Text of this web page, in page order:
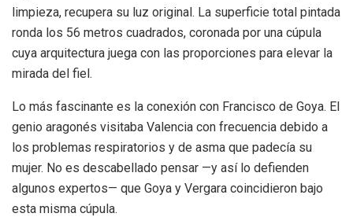
limpieza, recupera su luz original. La superficie total pintada
ronda los 56 metros cuadrados, coronada por una cúpula
cuya arquitectura juega con las proporciones para elevar la
mirada del fiel.
Lo más fascinante es la conexión con Francisco de Goya. El
genio aragonés visitaba Valencia con frecuencia debido a
los problemas respiratorios y de asma que padecía su
mujer. No es descabellado pensar —y así lo defienden
algunos expertos— que Goya y Vergara coincidieron bajo
esta misma cúpula.